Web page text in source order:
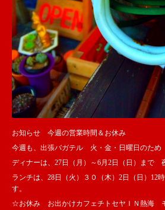
お知らせ 今週の営業時間＆お休み
今週も、出張バガテル 火・金・日曜日のため
ディナーは、27日（月）～6月2日（日）まで
ランチは、28日（火）３０（木）2日（日）12
す。
☆お休み お出かけカフェチトセヤＩＮ熱海